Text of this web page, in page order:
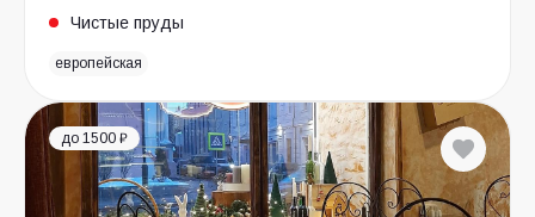
Чистые пруды
европейская
до 1500 ₽